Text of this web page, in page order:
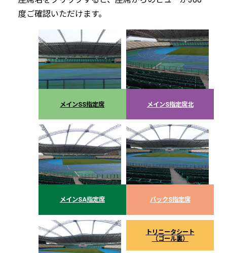
度ご確認いただけます。
メインSS指定席 メインS指定席北
メインSA指定席 バックS指定席
トリニータシート
（ゴール裏）